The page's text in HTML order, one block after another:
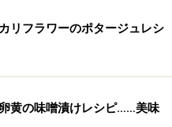
に！
リフラワーのポタージュレシ
黄の味噌漬けレシピ……美味